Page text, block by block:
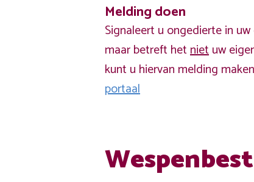
Melding doen
Signaleert u ongedierte in
maar betreft hetnietuw
kunt u hiervan melding
portaal